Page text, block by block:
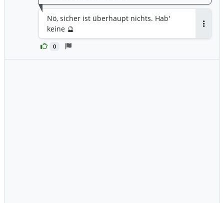
0
Nö, sicher ist überhaupt nichts. Hab'
keine 🔮